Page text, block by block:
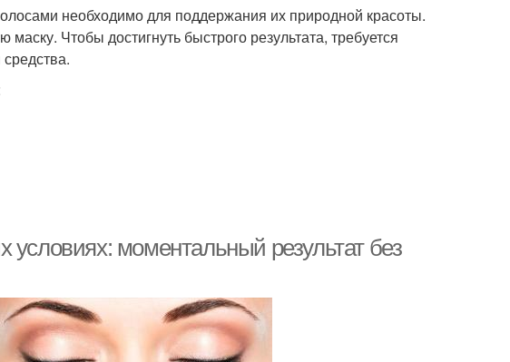
необходимо для поддержания их природной красоты.
Чтобы достигнуть быстрого результата, требуется
моментальный результат без